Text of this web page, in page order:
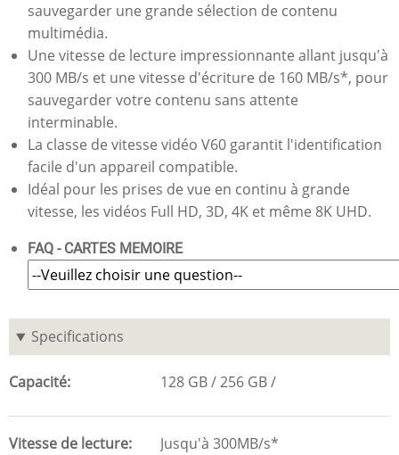
sauvegarder une grande sélection de contenu
multimédia.
Une vitesse de lecture impressionnante allant jusqu'à
300 MB/s et une vitesse d'écriture de 160 MB/s*, pour
sauvegarder votre contenu sans attente
interminable.
La classe de vitesse vidéo V60 garantit l'identification
facile d'un appareil compatible.
Idéal pour les prises de vue en continu à grande
vitesse, les vidéos Full HD, 3D, 4K et même 8K UHD.
FAQ - CARTES MEMOIRE
Specifications
Capacité 128 GB 256 GB
Vitesse de lecture Jusqu'à 300MB/s*